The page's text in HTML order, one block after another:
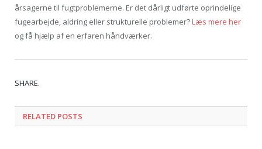
årsagerne til fugtproblemerne. Er det dårligt udførte oprindelige
fugearbejde, aldring eller strukturelle problemer?Læs mere her
og få hjælp af en erfaren håndværker.
SHARE.
RELATED POSTS